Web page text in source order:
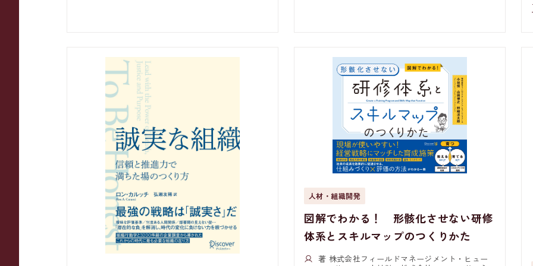
人材・組織開発
図解でわかる！ 形骸化させない研修
体系とスキルマップのつくりかた
著 株式会社フィールドマネージメント・ヒュー